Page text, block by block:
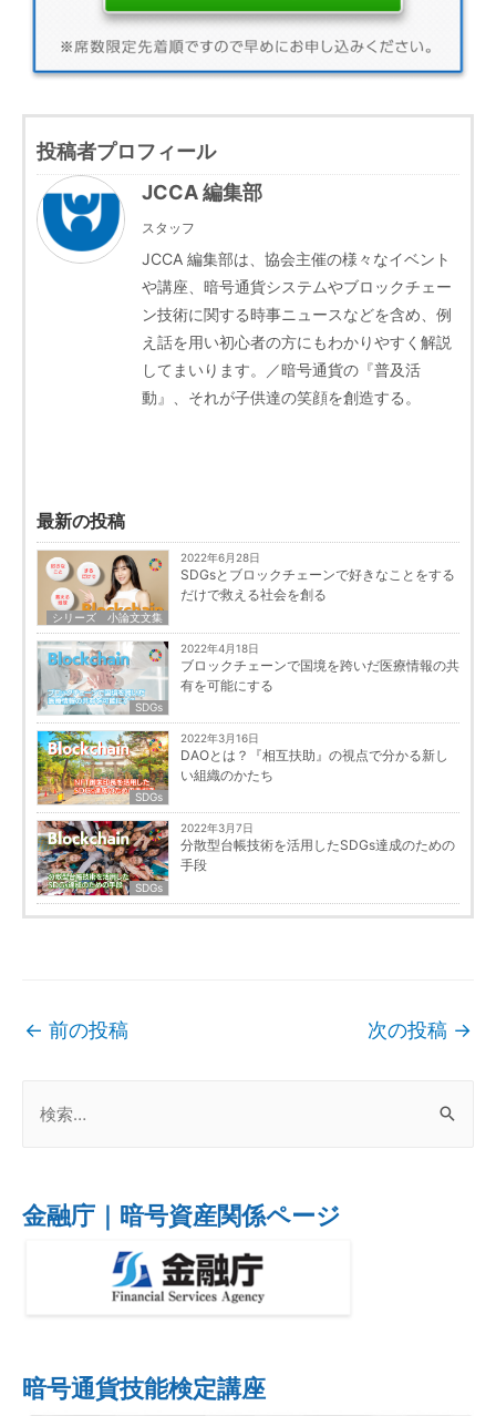
投稿者プロフィール
JCCA 編集部
スタッフ
JCCA 編集部は、協会主催の様々なイベント
や講座、暗号通貨システムやブロックチェー
ン技術に関する時事ニュースなどを含め、例
え話を用い初心者の方にもわかりやすく解説
してまいります。／暗号通貨の『普及活
動』、それが子供達の笑顔を創造する。
最新の投稿
シリーズ 小論文文集
2022年6月28日
SDGsとブロックチェーンで好きなことをする
だけで救える社会を創る
SDGs
2022年4月18日
ブロックチェーンで国境を跨いだ医療情報の共
有を可能にする
SDGs
2022年3月16日
DAOとは？『相互扶助』の視点で分かる新し
い組織のかたち
SDGs
2022年3月7日
分散型台帳技術を活用したSDGs達成のための
手段
← 前の投稿 次の投稿 →
金融庁｜暗号資産関係ページ
暗号通貨技能検定講座